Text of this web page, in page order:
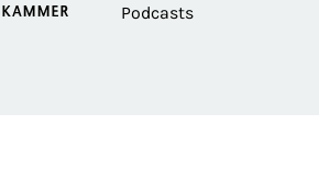
Podcasts